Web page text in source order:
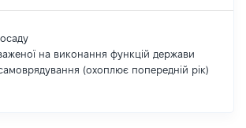
на виконання функцій держави
(охоплює попередній рік)